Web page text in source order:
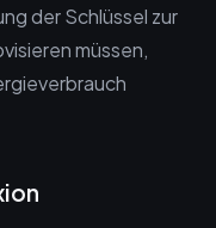
der Schlüssel zur
müssen,